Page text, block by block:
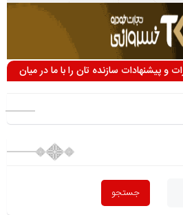
و پیشنهادات سازنده تان را با ما در میان